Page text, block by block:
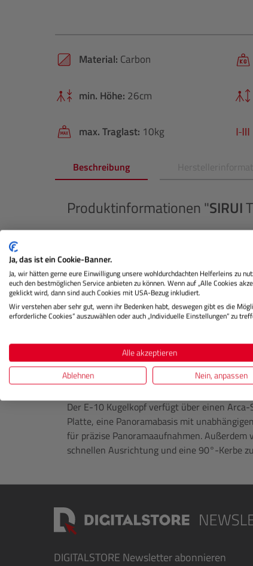
Material: Carbon
min. Höhe: 26cm
max. Traglast: 10kg
Beschreibung
Produktinformationen "SIRUI
Das Reisestativ T-1205 aus Kohlefaser mit
leichtes und tragbares Reisestativ, das sich
kompaktes Maß zusammenfalten lässt und
mitgenommen werden kann.
Das T-1205 wird mit einer vollständigen
die leicht gegen eine niedrige
In Situationen, in denen ein komplettes
oder Tieraufnahmen, kann ein Bein
umgewandelt werden.
Der E-10 Kugelkopf verfügt über einen
Platte, eine Panoramabasis mit
für präzise Panoramaaufnahmen.
schnellen Ausrichtung und eine 90°-Kerbe
DIGITALSTORE Newsletter abonnieren
Ja, das ist ein Cookie-Banner.
Ja, wir hätten gerne eure Einwilligung unsere wohldurchdachten Helferleins zu
euch den bestmöglichen Service anbieten zu können. Wenn auf „Alle Cookies
geklickt wird, dann sind auch Cookies mit USA-Bezug inkludiert.
Wir verstehen aber sehr gut, wenn ihr Bedenken habt, deswegen gibt es die
erforderliche Cookies“ auszuwählen oder auch „Individuelle Einstellungen“ zu
Alle akzeptieren
Ablehnen
Nein, anpassen